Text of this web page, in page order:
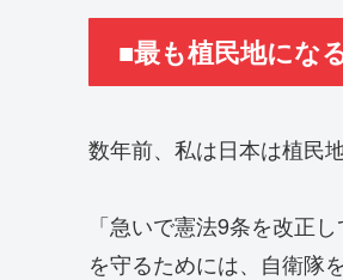
■最も植民地にな
数年前、私は日本は植民
「急いで憲法9条を改正
を守るためには、自衛隊